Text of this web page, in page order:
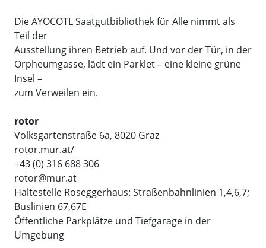
Die AYOCOTL Saatgutbibliothek für Alle nimmt als
Teil der
Ausstellung ihren Betrieb auf. Und vor der Tür, in der
Orpheumgasse, lädt ein Parklet – eine kleine grüne
Insel –
zum Verweilen ein.
rotor
Volksgartenstraße 6a, 8020 Graz
rotor.mur.at/
+43 (0) 316 688 306
rotor@mur.at
Haltestelle Roseggerhaus: Straßenbahnlinien 1,4,6,7;
Buslinien 67,67E
Öffentliche Parkplätze und Tiefgarage in der
Umgebung